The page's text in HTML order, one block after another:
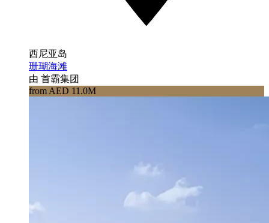
西尼亚岛
珊瑚海滩
由 首霸集团
from AED 11.0M